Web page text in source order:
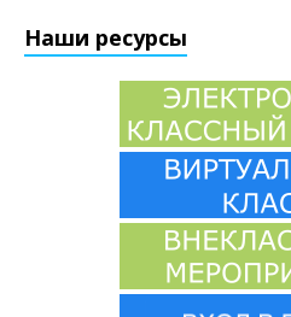
Наши ресурсы